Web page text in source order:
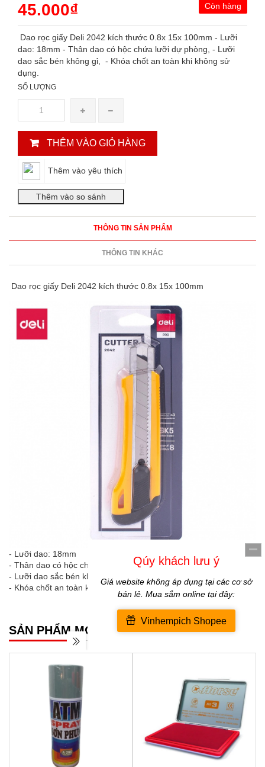
Còn hàng
45.000₫
Dao rọc giấy Deli 2042 kích thước 0.8x 15x 100mm - Lưỡi
dao: 18mm - Thân dao có hộc chứa lưỡi dự phòng, - Lưỡi
dao sắc bén không gỉ, - Khóa chốt an toàn khi không sử
dụng.
SỐ LƯỢNG
THÊM VÀO GIỎ HÀNG
Thêm vào yêu thích
THÔNG TIN SẢN PHẨM
THÔNG TIN KHÁC
Dao rọc giấy Deli 2042 kích thước 0.8x 15x 100mm
- Lưỡi dao: 18mm
- Thân dao có hộc chứa lưỡi dự phòng,
- Lưỡi dao sắc bén không gỉ,
- Khóa chốt an toàn khi không sử dụng.
SẢN PHẨM MỚI NHẤT